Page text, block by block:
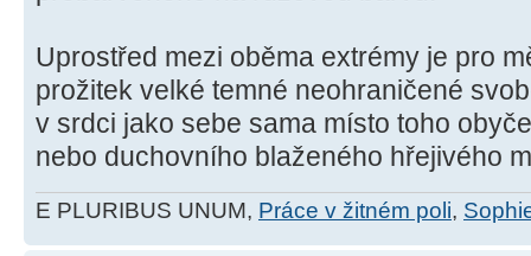
Uprostřed mezi oběma extrémy je pro
prožitek velké temné neohraničené
v srdci jako sebe sama místo toho
nebo duchovního blaženého hřejivého
E PLURIBUS UNUM, Práce v žitném poli,